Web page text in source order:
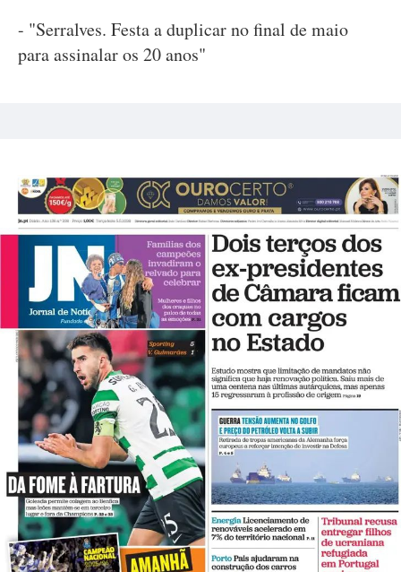
- "Serralves. Festa a duplicar no final de maio
para assinalar os 20 anos"